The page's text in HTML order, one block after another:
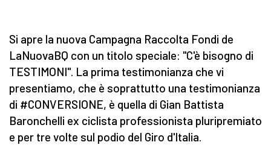
Si apre la nuova Campagna Raccolta Fondi de
LaNuovaBQ con un titolo speciale: "C'è bisogno di
TESTIMONI". La prima testimonianza che vi
presentiamo, che è soprattutto una testimonianza
di #CONVERSIONE, è quella di Gian Battista
Baronchelli ex ciclista professionista pluripremiato
e per tre volte sul podio del Giro d'Italia.